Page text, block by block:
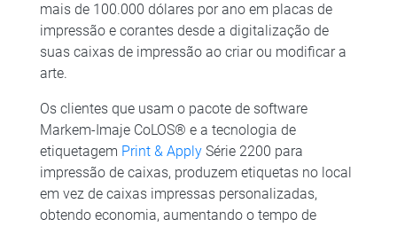
mais de 100.000 dólares por ano em placas de
impressão e corantes desde a digitalização de
suas caixas de impressão ao criar ou modificar a
arte.​
Os clientes que usam o pacote de software
Markem-Imaje CoLOS® e a tecnologia de
etiquetagem Print & ApplySérie 2200 para
impressão de caixas, produzem etiquetas no local
em vez de caixas impressas personalizadas,
obtendo economia, aumentando o tempo de